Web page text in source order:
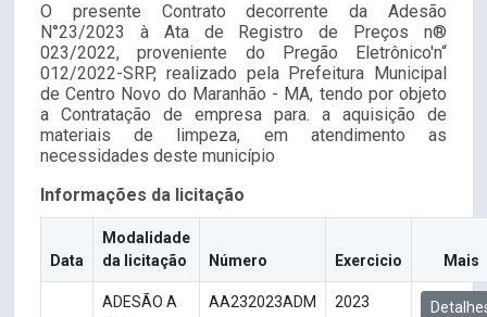
O presente Contrato decorrente da Adesão
N°23/2023 à Ata de Registro de Preços n®
023/2022, proveniente do Pregão Eletrônico'n“
012/2022-SRP, realizado pela Prefeitura Municipal
de Centro Novo do Maranhão - MA, tendo por objeto
a Contratação de empresa para. a aquisição de
materiais de limpeza, em atendimento as
necessidades deste município
Informações da licitação
Data
Modalidade
da licitação
Número Exercicio Mais
ADESÃO A
AA232023ADM 2023